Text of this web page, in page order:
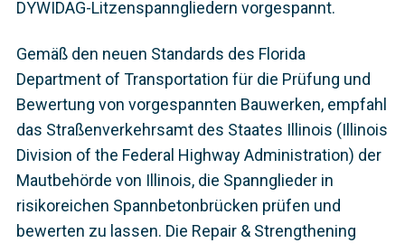
DYWIDAG-Litzenspanngliedern vorgespannt.
Gemäß den neuen Standards des Florida
Department of Transportation für die Prüfung und
Bewertung von vorgespannten Bauwerken, empfahl
das Straßenverkehrsamt des Staates Illinois (Illinois
Division of the Federal Highway Administration) der
Mautbehörde von Illinois, die Spannglieder in
risikoreichen Spannbetonbrücken prüfen und
bewerten zu lassen. Die Repair & Strengthening